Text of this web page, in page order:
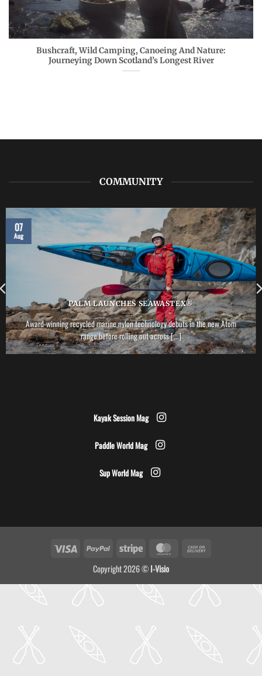
Bushcraft, Wild Camping, Canoeing And Nature:
Journeying Down Scotland’s Longest River
COMMUNITY
PALM LAUNCHES SEAWASTEX®
Award-winning recycled marine nylon technology debuts in the new Atom
range before rolling out across [...]
07
Aug
Kayak Session Mag
Paddle World Mag
Sup World Mag
Visa PayPal Stripe MasterCard
Copyright 2026 ©I-Visio